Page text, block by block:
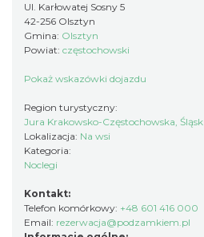
Ul. Karłowatej Sosny 5
42-256 Olsztyn
Gmina: Olsztyn
Powiat: częstochowski
Pokaż wskazówki dojazdu
Region turystyczny:
Jura Krakowsko-Częstochowska, Śląsk
Lokalizacja: Na wsi
Kategoria:
Noclegi
Kontakt:
Telefon komórkowy: +48 601 416 000
Email: rezerwacja@podzamkiem.pl